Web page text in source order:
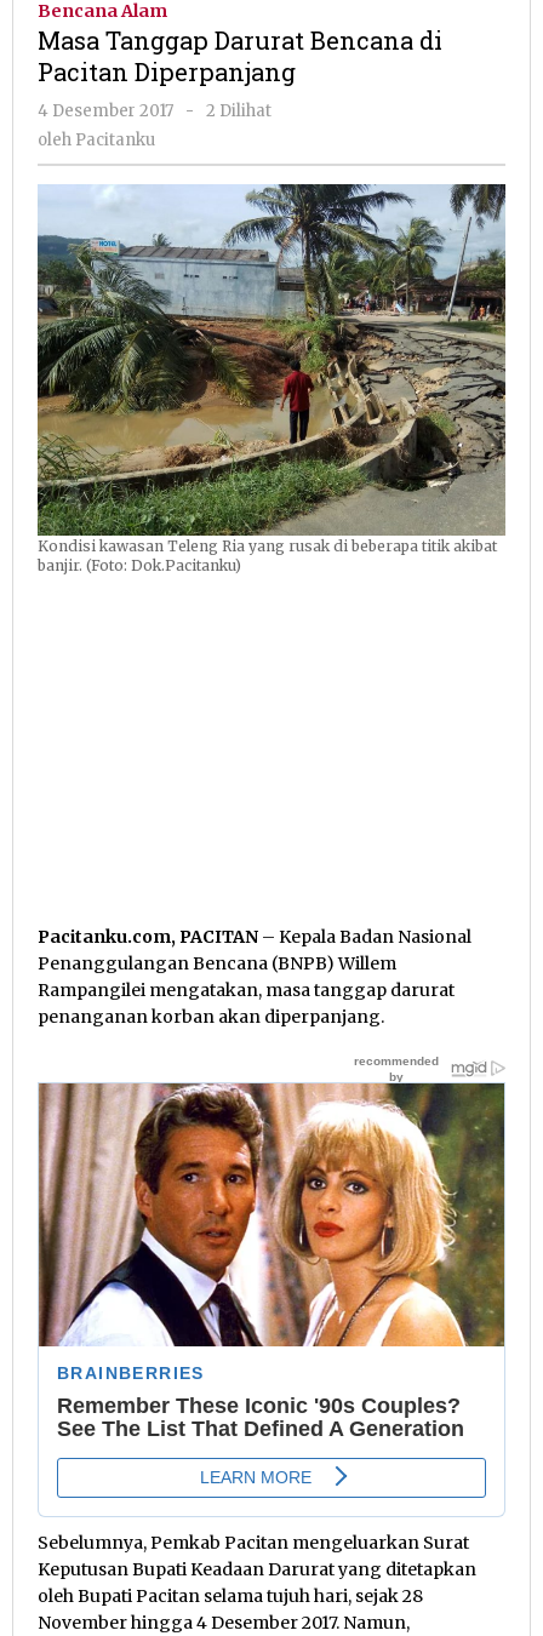
Bencana Alam
Masa Tanggap Darurat Bencana di
Pacitan Diperpanjang
4 Desember 2017
oleh
-
2 Dilihat
oleh Pacitanku
Kondisi kawasan Teleng Ria yang rusak di beberapa titik akibat
banjir. (Foto: Dok.Pacitanku)
Pacitanku.com, PACITAN – Kepala Badan Nasional
Penanggulangan Bencana (BNPB) Willem
Rampangilei mengatakan, masa tanggap darurat
penanganan korban akan diperpanjang.
Sebelumnya, Pemkab Pacitan mengeluarkan Surat
Keputusan Bupati Keadaan Darurat yang ditetapkan
oleh Bupati Pacitan selama tujuh hari, sejak 28
November hingga 4 Desember 2017. Namun,